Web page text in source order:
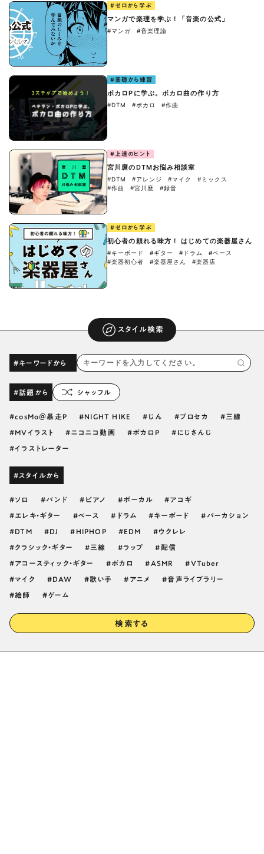
#ゼロから学ぶ
マンガで楽理を学ぶ！「音楽の公式」
#マンガ #音楽理論
#基礎から練習
ボカロPに学ぶ。ボカロ曲の作り方
#DTM #ボカロ #作曲
#上達のヒント
宮川麿のDTMお悩み相談室
#DTM #アレンジ #マイク
#ミックス
#作曲
#宮川麿 #録音
#ゼロから学ぶ
初心者の頼れる味方！ はじめての楽器屋さん
#キーボード #ギター #ドラム
#ベース
#楽器初心者
#楽器屋さん #楽器店
スタイル検索
#キーワードから
#話題から シャッフル
cosMo＠暴走P NIGHT HIKE じん プロセカ 三線
MVイラスト ニコニコ動画 ボカロP にじさんじ
イラストレーター
#スタイルから
ソロ バンド ピアノ ボーカル アコギ
エレキ・ギター ベース ドラム キーボード パーカション
DTM DJ HIPHOP EDM ウクレレ
クラシック・ギター 三線 ラップ 配信
アコースティック・ギター ボカロ ASMR VTuber
マイク DAW 歌い手 アニメ 音声ライブラリー
絵師 ゲーム
検索する